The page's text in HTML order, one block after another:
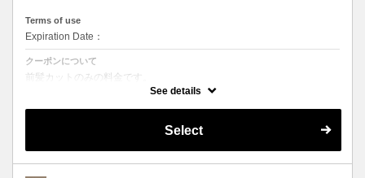
Terms of use
Expiration Date：
クーポンについて
前髪カットのみの料金です。
●その他のメニューとご一緒に選択された場合
See details
Select